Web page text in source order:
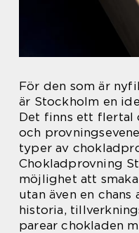
För den som är
är Stockholm en
Det finns ett flertal
och
typer av
Chokladprovning
möjlighet att
utan även en
historia,
parear chokladen